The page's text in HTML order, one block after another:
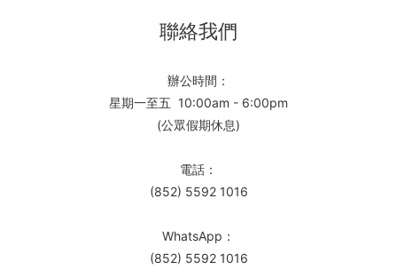
聯絡我們
辦公時間：
星期一至五 10:00am - 6:00pm
(公眾假期休息)
電話：
(852) 5592 1016
WhatsApp：
(852) 5592 1016